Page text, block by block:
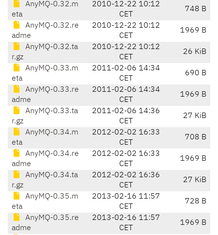
AnyMQ-0.32.m
eta
2010-12-22 10:12
CET
748 B
AnyMQ-0.32.re
adme
2010-12-22 10:12
CET
1969 B
AnyMQ-0.32.ta
r.gz
2010-12-22 10:12
CET
26 KiB
AnyMQ-0.33.m
eta
2011-02-06 14:34
CET
690 B
AnyMQ-0.33.re
adme
2011-02-06 14:34
CET
1969 B
AnyMQ-0.33.ta
r.gz
2011-02-06 14:36
CET
27 KiB
AnyMQ-0.34.m
eta
2012-02-02 16:33
CET
708 B
AnyMQ-0.34.re
adme
2012-02-02 16:33
CET
1969 B
AnyMQ-0.34.ta
r.gz
2012-02-02 16:36
CET
27 KiB
AnyMQ-0.35.m
eta
2013-02-16 11:57
CET
728 B
AnyMQ-0.35.re
adme
2013-02-16 11:57
CET
1969 B